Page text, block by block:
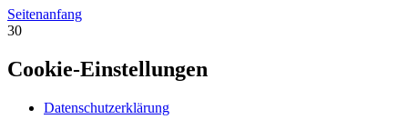
Seitenanfang
30
Cookie-Einstellungen
Datenschutzerklärung